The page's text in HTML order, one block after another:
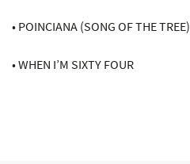
• POINCIANA (SONG OF THE TREE)
• WHEN I’M SIXTY FOUR